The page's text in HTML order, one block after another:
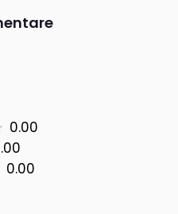
0.00
0.00